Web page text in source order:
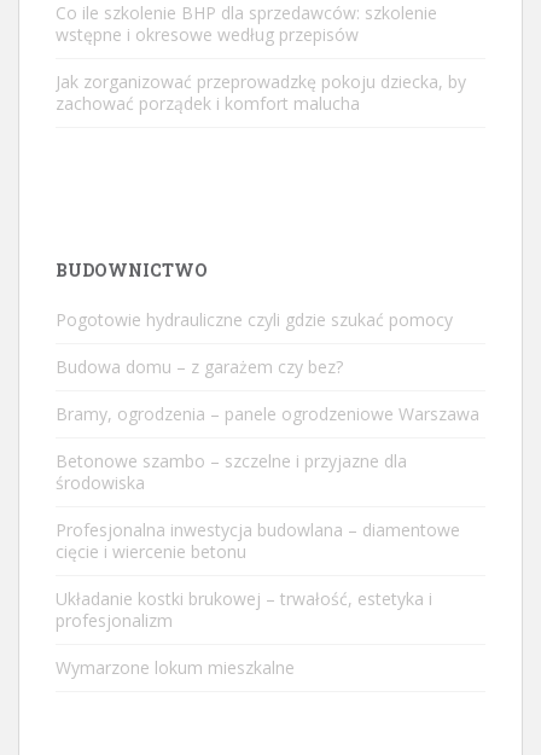
Co ile szkolenie BHP dla sprzedawców: szkolenie
wstępne i okresowe według przepisów
Jak zorganizować przeprowadzkę pokoju dziecka, by
zachować porządek i komfort malucha
BUDOWNICTWO
Pogotowie hydrauliczne czyli gdzie szukać pomocy
Budowa domu – z garażem czy bez?
Bramy, ogrodzenia – panele ogrodzeniowe Warszawa
Betonowe szambo – szczelne i przyjazne dla
środowiska
Profesjonalna inwestycja budowlana – diamentowe
cięcie i wiercenie betonu
Układanie kostki brukowej – trwałość, estetyka i
profesjonalizm
Wymarzone lokum mieszkalne